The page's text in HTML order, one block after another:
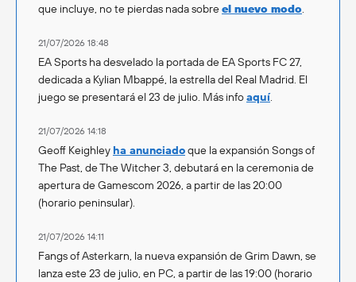
que incluye, no te pierdas nada sobreel nuevo modo.
21/07/2026 18:48
EA Sports ha desvelado la portada de EA Sports FC 27,
dedicada a Kylian Mbappé, la estrella del Real Madrid. El
juego se presentará el 23 de julio. Más infoaquí.
21/07/2026 14:18
Geoff Keighley ha anunciadoque la expansión Songs of
The Past, de The Witcher 3, debutará en la ceremonia de
apertura de Gamescom 2026, a partir de las 20:00
(horario peninsular).
21/07/2026 14:11
Fangs of Asterkarn, la nueva expansión de Grim Dawn, se
lanza este 23 de julio, en PC, a partir de las 19:00 (horario